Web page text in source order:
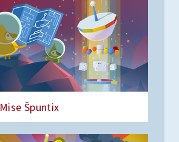
Mise Špuntix